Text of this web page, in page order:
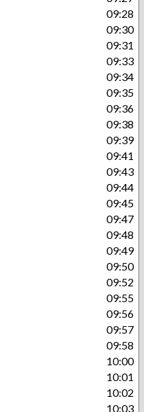
09:28
09:30
09:31
09:33
09:34
09:35
09:36
09:38
09:39
09:41
09:43
09:44
09:45
09:47
09:48
09:49
09:50
09:52
09:55
09:56
09:57
09:58
10:00
10:01
10:02
10:03